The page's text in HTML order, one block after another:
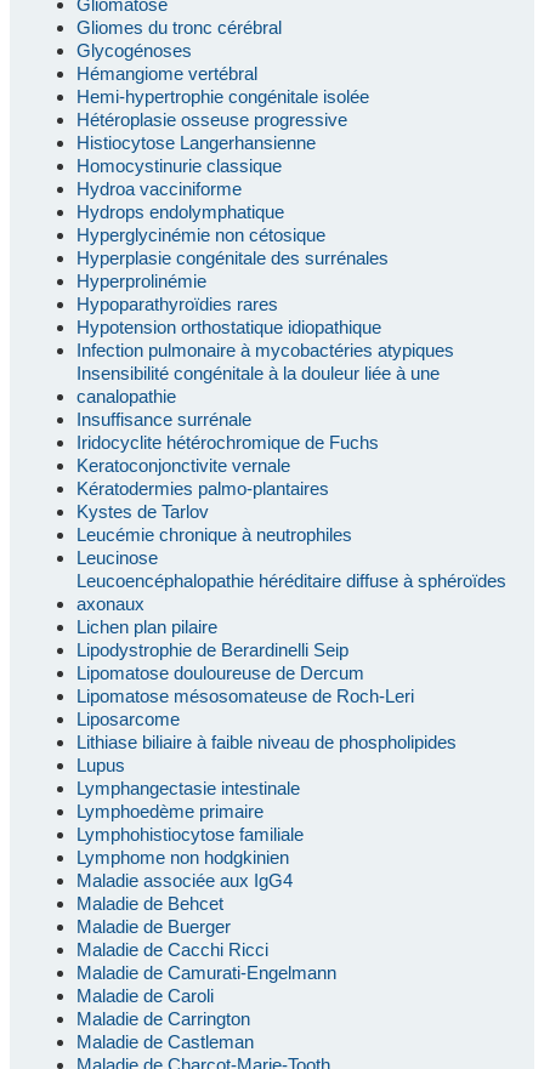
Gliomatose
Gliomes du tronc cérébral
Glycogénoses
Hémangiome vertébral
Hemi-hypertrophie congénitale isolée
Hétéroplasie osseuse progressive
Histiocytose Langerhansienne
Homocystinurie classique
Hydroa vacciniforme
Hydrops endolymphatique
Hyperglycinémie non cétosique
Hyperplasie congénitale des surrénales
Hyperprolinémie
Hypoparathyroïdies rares
Hypotension orthostatique idiopathique
Infection pulmonaire à mycobactéries atypiques
Insensibilité congénitale à la douleur liée à une
canalopathie
Insuffisance surrénale
Iridocyclite hétérochromique de Fuchs
Keratoconjonctivite vernale
Kératodermies palmo-plantaires
Kystes de Tarlov
Leucémie chronique à neutrophiles
Leucinose
Leucoencéphalopathie héréditaire diffuse à sphéroïdes
axonaux
Lichen plan pilaire
Lipodystrophie de Berardinelli Seip
Lipomatose douloureuse de Dercum
Lipomatose mésosomateuse de Roch-Leri
Liposarcome
Lithiase biliaire à faible niveau de phospholipides
Lupus
Lymphangectasie intestinale
Lymphoedème primaire
Lymphohistiocytose familiale
Lymphome non hodgkinien
Maladie associée aux IgG4
Maladie de Behcet
Maladie de Buerger
Maladie de Cacchi Ricci
Maladie de Camurati-Engelmann
Maladie de Caroli
Maladie de Carrington
Maladie de Castleman
Maladie de Charcot-Marie-Tooth